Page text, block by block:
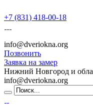
+7 (831) 418-00-18
info@dveriokna.org
Позвонить
Заявка на замер
Нижний Новгород и
info@dveriokna.org